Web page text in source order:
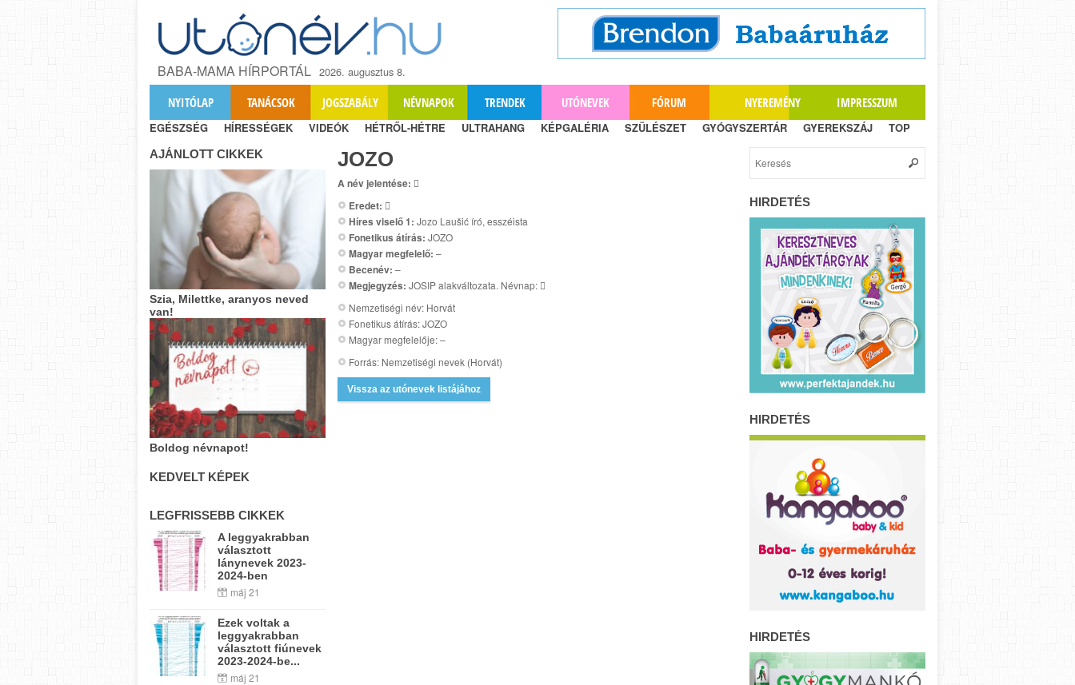
BABA-MAMA HÍRPORTÁL 2026. augusztus 8.
NYITÓLAP TANÁCSOK JOGSZABÁLY NÉVNAPOK TRENDEK UTÓNEVEK FÓRUM NYEREMÉNY IMPRESSZUM
EGÉSZSÉG HÍRESSÉGEK VIDEÓK HÉTRŐL-HÉTRE ULTRAHANG KÉPGALÉRIA SZÜLÉSZET GYÓGYSZERTÁR GYEREKSZÁJ TOP
JOZO
A név jelentése: 
Eredet: 
Híres viselő 1: Jozo Laušić író, esszéista
Fonetikus átírás: JOZO
Magyar megfelelő: –
Becenév: –
Megjegyzés: JOSIP alakváltozata. Névnap: 
Nemzetiségi név: Horvát
Fonetikus átírás: JOZO
Magyar megfelelője: –
Forrás: Nemzetiségi nevek (Horvát)
Vissza az utónevek listájához
AJÁNLOTT CIKKEK
Szia, Milettke, aranyos neved
van!
Boldog névnapot!
KEDVELT KÉPEK
LEGFRISSEBB CIKKEK
A leggyakrabban
választott
lánynevek 2023-
2024-ben
máj 21
Ezek voltak a
leggyakrabban
választott fiúnevek
2023-2024-be...
máj 21
HIRDETÉS
HIRDETÉS
HIRDETÉS